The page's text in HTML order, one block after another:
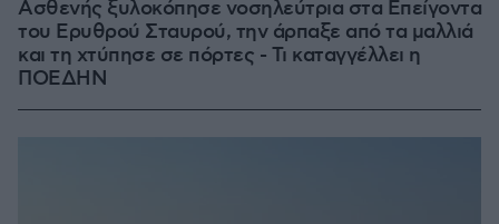
Ασθενής ξυλοκόπησε νοσηλεύτρια στα Επείγοντα
του Ερυθρού Σταυρού, την άρπαξε από τα μαλλιά
και τη χτύπησε σε πόρτες - Τι καταγγέλλει η
ΠΟΕΔΗΝ